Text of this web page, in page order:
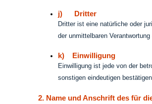
j) Dritter
Dritter ist eine natürliche oder
der unmittelbaren
k) Einwilligung
Einwilligung ist jede von der
sonstigen eindeutigen
2. Name und Anschrift des für